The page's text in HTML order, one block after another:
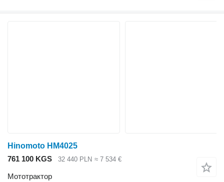
Hinomoto HM4025
761 100 KGS
32 440 PLN ≈ 7 534 €
Мототрактор